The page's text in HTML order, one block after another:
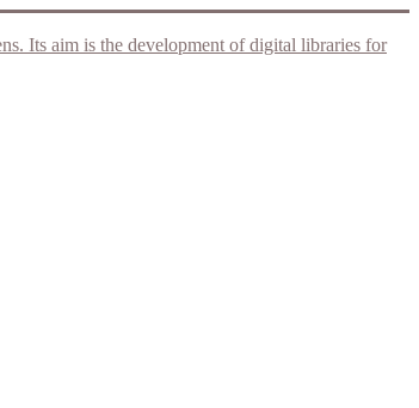
Its aim is the development of digital libraries for